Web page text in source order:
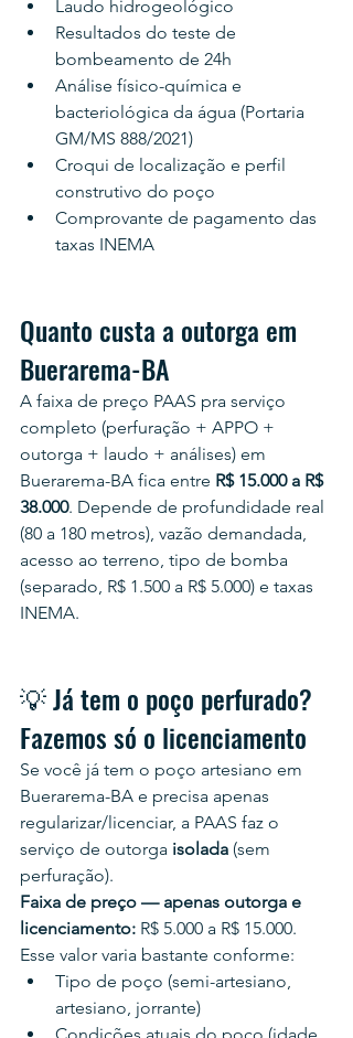
Laudo hidrogeológico
Resultados do teste de
bombeamento de 24h
Análise físico-química e
bacteriológica da água (Portaria
GM/MS 888/2021)
Croqui de localização e perfil
construtivo do poço
Comprovante de pagamento das
taxas INEMA
Quanto custa a outorga em
Buerarema-BA
A faixa de preço PAAS pra serviço
completo (perfuração + APPO +
outorga + laudo + análises) em
Buerarema-BA fica entre R$ 15.000 a R$
38.000. Depende de profundidade real
(80 a 180 metros), vazão demandada,
acesso ao terreno, tipo de bomba
(separado, R$ 1.500 a R$ 5.000) e taxas
INEMA.
💡 Já tem o poço perfurado?
Fazemos só o licenciamento
Se você já tem o poço artesiano em
Buerarema-BA e precisa apenas
regularizar/licenciar, a PAAS faz o
serviço de outorga isolada (sem
perfuração).
Faixa de preço — apenas outorga e
licenciamento: R$ 5.000 a R$ 15.000.
Esse valor varia bastante conforme:
Tipo de poço (semi-artesiano,
artesiano, jorrante)